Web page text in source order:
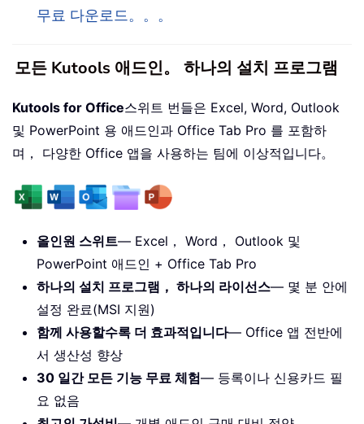
무료 다운로드。。。
모든 Kutools 애드인。 하나의 설치 프로그램
Kutools for Office스위트 번들은 Excel, Word, Outlook
및 PowerPoint 용 애드인과 Office Tab Pro 를 포함하
며， 다양한 Office 앱을 사용하는 팀에 이상적입니다。
올인원 스위트— Excel， Word， Outlook 및
PowerPoint 애드인 + Office Tab Pro
하나의 설치 프로그램， 하나의 라이선스— 몇 분 안에
설정 완료(MSI 지원)
함께 사용할수록 더 효과적입니다— Office 앱 전반에
서 생산성 향상
30 일간 모든 기능 무료 체험— 등록이나 신용카드 필
요 없음